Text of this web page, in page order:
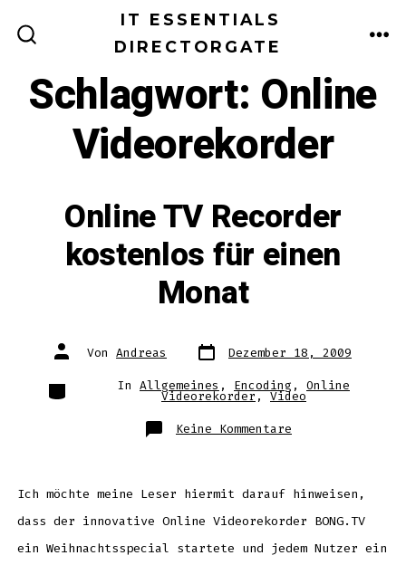
Inhalt
IT ESSENTIALS
DIRECTORGATE
Schlagwort: Online
Videorekorder
Online TV Recorder
kostenlos für einen
Monat
Autor
des Von Andreas Datum
des
Dezember 18, 2009
Kategorien In Allgemeines , Encoding , Online
Videorekorder,Video
Keine Kommentare
Online
einen
Ich möchte meine Leser hiermit darauf hinweisen,
dass der innovative Online Videorekorder BONG.TV
ein Weihnachtsspecial startete und jedem Nutzer ein